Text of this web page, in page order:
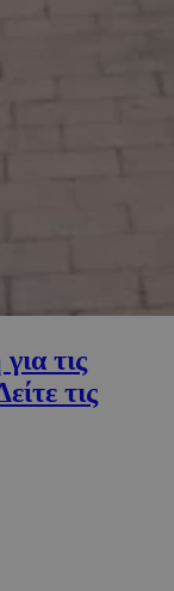
τις
τις